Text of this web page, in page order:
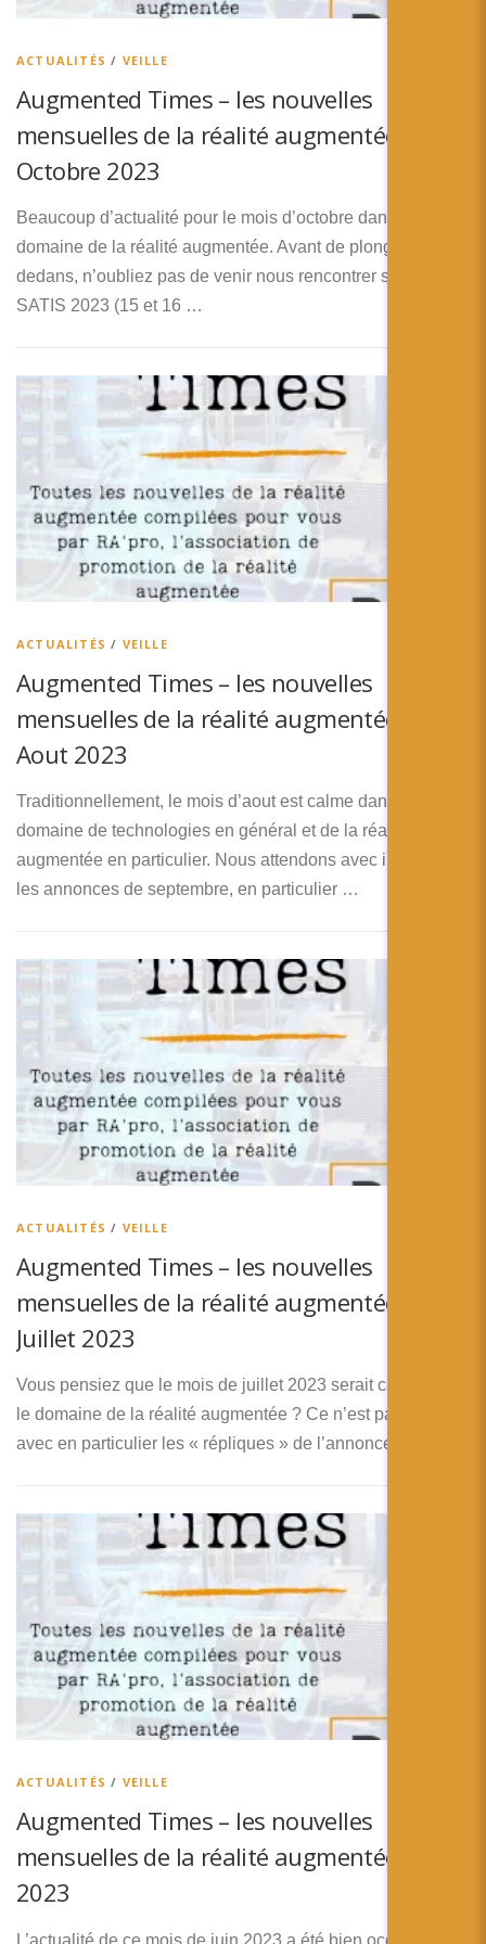
Español
ACTUALITÉS / VEILLE
Augmented Times – les nouvelles
mensuelles de la réalité augmentée –
Octobre 2023
Beaucoup d’actualité pour le mois d’octobre dans le
domaine de la réalité augmentée. Avant de plonger
dedans, n’oubliez pas de venir nous rencontrer sur le
SATIS 2023 (15 et 16 …
ACTUALITÉS / VEILLE
Augmented Times – les nouvelles
mensuelles de la réalité augmentée –
Aout 2023
Traditionnellement, le mois d’aout est calme dans le
domaine de technologies en général et de la réalité
augmentée en particulier. Nous attendons avec impatience
les annonces de septembre, en particulier …
ACTUALITÉS / VEILLE
Augmented Times – les nouvelles
mensuelles de la réalité augmentée –
Juillet 2023
Vous pensiez que le mois de juillet 2023 serait calme dans
le domaine de la réalité augmentée ? Ce n’est pas le cas,
avec en particulier les « répliques » de l’annonce …
ACTUALITÉS / VEILLE
Augmented Times – les nouvelles
mensuelles de la réalité augmentée – Juin
2023
L’actualité de ce mois de juin 2023 a été bien occupée par